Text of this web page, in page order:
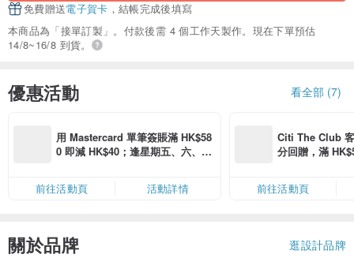
免費贈送電子賀卡 ，結帳完成後填寫
本商品為「接單訂製」。付款後需 4 個工作天製作。現在下單預估
14/8~16/8 到貨。
優惠活動 看全部 (7)
用 Mastercard 單筆簽賬滿 HK$58
0 即減 HK$40；逢星期五、六、日
卡」結帳）
前往活動頁 活動詳情
Citi The Club
分回贈，滿
前往活動頁
關於品牌 逛設計品牌